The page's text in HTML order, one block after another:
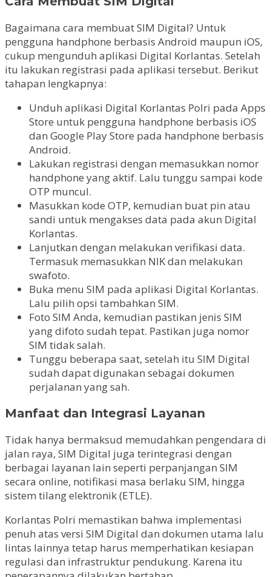
Bagaimana cara membuat SIM Digital? Untuk
pengguna handphone berbasis Android maupun iOS,
cukup mengunduh aplikasi Digital Korlantas. Setelah
itu lakukan registrasi pada aplikasi tersebut. Berikut
tahapan lengkapnya:
Unduh aplikasi Digital Korlantas Polri pada Apps
Store untuk pengguna handphone berbasis iOS
dan Google Play Store pada handphone berbasis
Android.
Lakukan registrasi dengan memasukkan nomor
handphone yang aktif. Lalu tunggu sampai kode
OTP muncul.
Masukkan kode OTP, kemudian buat pin atau
sandi untuk mengakses data pada akun Digital
Korlantas.
Lanjutkan dengan melakukan verifikasi data.
Termasuk memasukkan NIK dan melakukan
swafoto.
Buka menu SIM pada aplikasi Digital Korlantas.
Lalu pilih opsi tambahkan SIM.
Foto SIM Anda, kemudian pastikan jenis SIM
yang difoto sudah tepat. Pastikan juga nomor
SIM tidak salah.
Tunggu beberapa saat, setelah itu SIM Digital
sudah dapat digunakan sebagai dokumen
perjalanan yang sah.
Manfaat dan Integrasi Layanan
Tidak hanya bermaksud memudahkan pengendara di
jalan raya, SIM Digital juga terintegrasi dengan
berbagai layanan lain seperti perpanjangan SIM
secara online, notifikasi masa berlaku SIM, hingga
sistem tilang elektronik (ETLE).
Korlantas Polri memastikan bahwa implementasi
penuh atas versi SIM Digital dan dokumen utama lalu
lintas lainnya tetap harus memperhatikan kesiapan
regulasi dan infrastruktur pendukung. Karena itu